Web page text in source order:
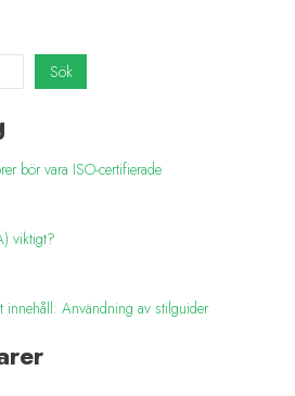
Sök
bör vara ISO-certifierade
viktigt?
innehåll: Användning av stilguider